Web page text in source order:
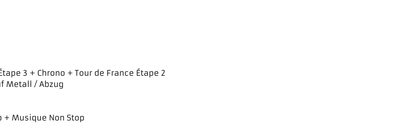
3 + Chrono + Tour de France Étape 2
Metall / Abzug
+ Musique Non Stop